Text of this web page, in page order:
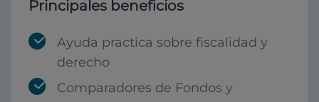
Principales beneficios
Ayuda practica sobre fiscalidad y
derecho
Comparadores de Fondos y